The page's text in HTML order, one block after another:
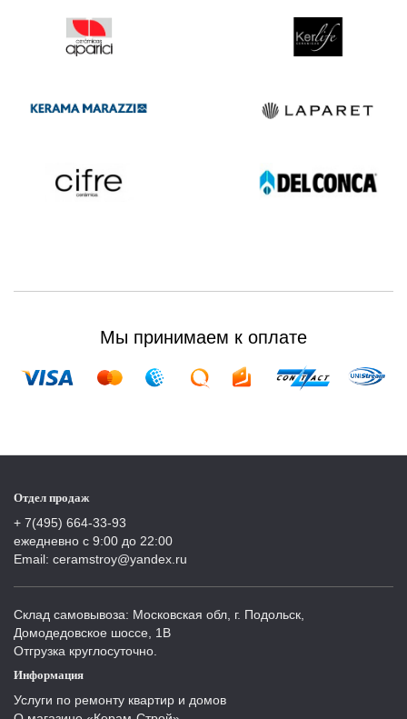
Мы принимаем к оплате
Отдел продаж
+ 7(495) 664-33-93
ежедневно с 9:00 до 22:00
Email: ceramstroy@yandex.ru
Склад самовывоза: Московская обл, г. Подольск,
Домодедовское шоссе, 1В
Отгрузка круглосуточно.
Информация
Услуги по ремонту квартир и домов